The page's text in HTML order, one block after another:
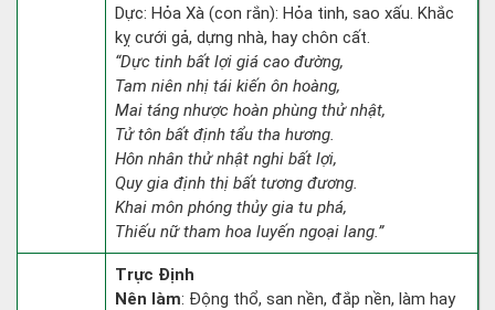
Dực: Hỏa Xà (con rắn): Hỏa tinh, sao xấu. Khắc
kỵ cưới gả, dựng nhà, hay chôn cất.
“Dực tinh bất lợi giá cao đường,
Tam niên nhị tái kiến ôn hoàng,
Mai táng nhược hoàn phùng thử nhật,
Tử tôn bất định tẩu tha hương.
Hôn nhân thử nhật nghi bất lợi,
Quy gia định thị bất tương đương.
Khai môn phóng thủy gia tu phá,
Thiếu nữ tham hoa luyến ngoại lang.”
Trực Định
Nên làm: Động thổ, san nền, đắp nền, làm hay